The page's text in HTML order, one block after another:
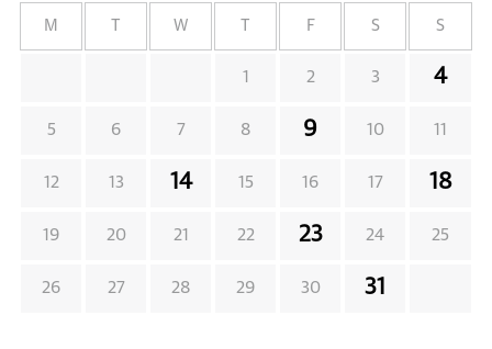
M W F S S
1 2 3 4
5 6 7 8 9 10 11
12 13 14 15 16 17 18
19 20 21 22 23 24 25
26 27 28 29 30 31